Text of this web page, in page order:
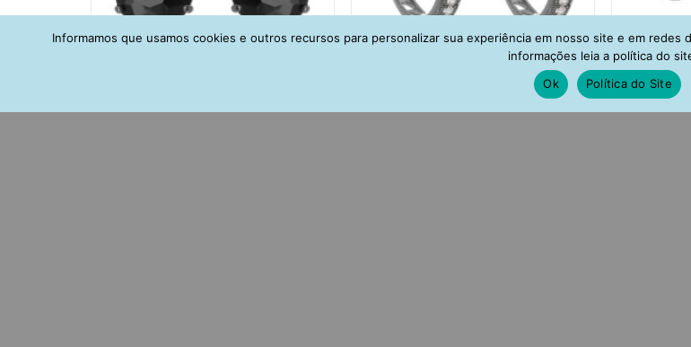
Brinco De Gota Zirconia Preta Em
Argola Rodio Negro Semi Joia
Brinco
Informamos que usamos cookies e outros recursos para personalizar sua experiência em nosso site e em
informações leia a política do
Ok
Política do Site